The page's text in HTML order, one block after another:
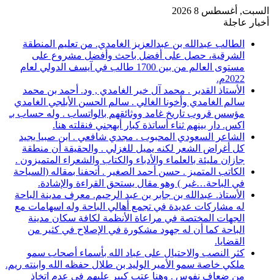
السبت, أغسطس 8 2026
أخبار عاجلة
الطالب عبدالله بن عبدالعزيز الغامدي. من تعليم المنطقة
الشرقية، حصل على أفضل باحث وأفضل مشروع على
مستوى العالم من بين 1700 طالب في آيسف الدولي لعام
2022م.
الأستاذ القدير . محمد آل خير الغامدي , ود. أحمد بن محمد
سالم الغامدي وأخونا الغالي . سالم الحسن الأبلجي الغامدي
مؤسس قروب تاريخ غامد ووثائقهم بالواتساب . وله حساب بـ
اكس. دار بينهم ثناء أساتذة كبار أبهجني فنقلته هنا.
الشاعر السعودي المحبوب . مجدي شافعي . ابن صبيا يجيد
كل أغراض الشعر لكنه يميل للغزلي . والحقيقة أن منطقة
جازان مليئة بالعلماء والأدباء والكتاب والشعراء المتميزون .
الكاتب المتميز . حسن أحمد الصغير . أتحفنا بمقاله (السياحة
في الباحة…غير ) وهو مقال يستحق القراءة والإشادة.
الأستاذ. عبدالله بن جابر بن عبد الرحيم. معرف مدينة الباحة
له مشاركات عديدة في تجمع أهالي الباحة وله اسهامات مع
الجهات المختصة في مراعاة الأنظمة لكافة سكان مدينة
الباحة كما أن له جهود مشكورة في الإصلاح في كثير من
القضايا.
كثر النصب والاحتيال على عباد الله بأسماء أصحاب سمو
ملكي خاصة سمو الأمير الوليد بن طلال حفظه الله وابنته ريم.
من ضعاف نفوس . وهنا عتب كبير عليهم في عدم اتخاذ